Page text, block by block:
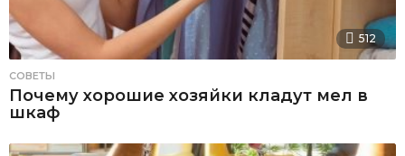
512
СОВЕТЫ
Почему хорошие хозяйки кладут мел в
шкаф